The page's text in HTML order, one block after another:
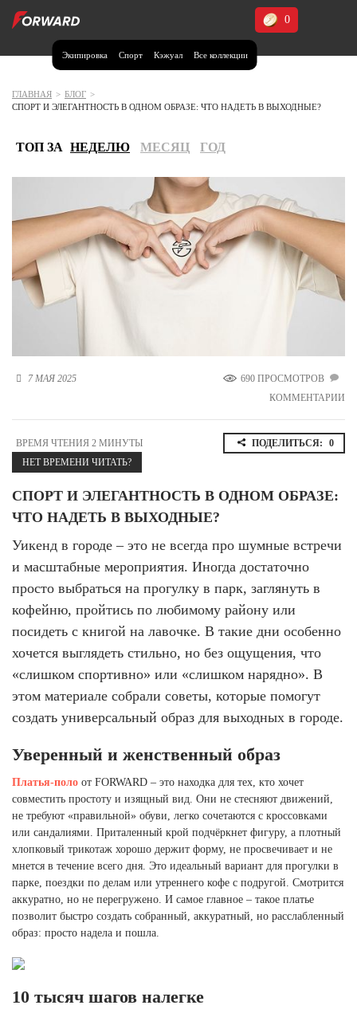
Экипировка Спорт Кэжуал Все коллекции
0
Москва и МО
Калининградская область (1)
Кемеровская область (2)
Краснодарский край (5)
Красноярский край (5)
Курская область (1)
Республика Крым (1)
Республика Татарстан (2)
Санкт-Петербург и ЛО (3)
Саратовская область (1)
Смоленская область (1)
Ставропольский край (5)
Томская область (1)
Тульская область (1)
Тюменская область (3)
Хакасия (1)
Ханты-Мансийский автономный округ (3)
Ямало-Ненецкий автономный округ (1)
ГЛАВНАЯ > БЛОГ >
СПОРТ И ЭЛЕГАНТНОСТЬ В ОДНОМ ОБРАЗЕ: ЧТО НАДЕТЬ В ВЫХОДНЫЕ?
ТОП ЗА НЕДЕЛЮ МЕСЯЦ ГОД
7 МАЯ 2025
690 ПРОСМОТРОВ
КОММЕНТАРИИ
ВРЕМЯ ЧТЕНИЯ 2 МИНУТЫ
НЕТ ВРЕМЕНИ ЧИТАТЬ?
ПОДЕЛИТЬСЯ: 0
СПОРТ И ЭЛЕГАНТНОСТЬ В ОДНОМ ОБРАЗЕ:
ЧТО НАДЕТЬ В ВЫХОДНЫЕ?
Уикенд в городе – это не всегда про шумные встречи
и масштабные мероприятия. Иногда достаточно
просто выбраться на прогулку в парк, заглянуть в
кофейню, пройтись по любимому району или
посидеть с книгой на лавочке. В такие дни особенно
хочется выглядеть стильно, но без ощущения, что
«слишком спортивно» или «слишком нарядно». В
этом материале собрали советы, которые помогут
создать универсальный образ для выходных в городе.
Уверенный и женственный образ
Платья-поло от FORWARD – это находка для тех, кто хочет
совместить простоту и изящный вид. Они не стесняют движений,
не требуют «правильной» обуви, легко сочетаются с кроссовками
или сандалиями. Приталенный крой подчёркнет фигуру, а плотный
хлопковый трикотаж хорошо держит форму, не просвечивает и не
мнется в течение всего дня. Это идеальный вариант для прогулки в
парке, поездки по делам или утреннего кофе с подругой. Смотрится
аккуратно, но не перегружено. И самое главное – такое платье
позволит быстро создать собранный, аккуратный, но расслабленный
образ: просто надела и пошла.
10 тысяч шагов налегке